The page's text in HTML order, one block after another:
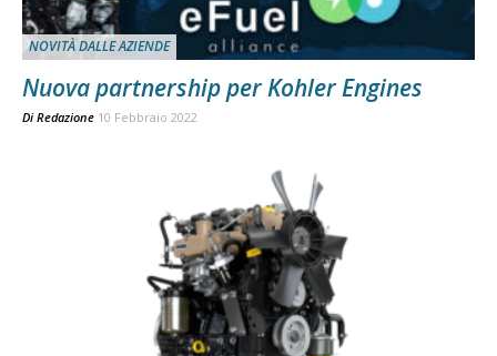
NOVITÀ DALLE AZIENDE
Nuova partnership per Kohler Engines
Di Redazione 10 Febbraio 2022